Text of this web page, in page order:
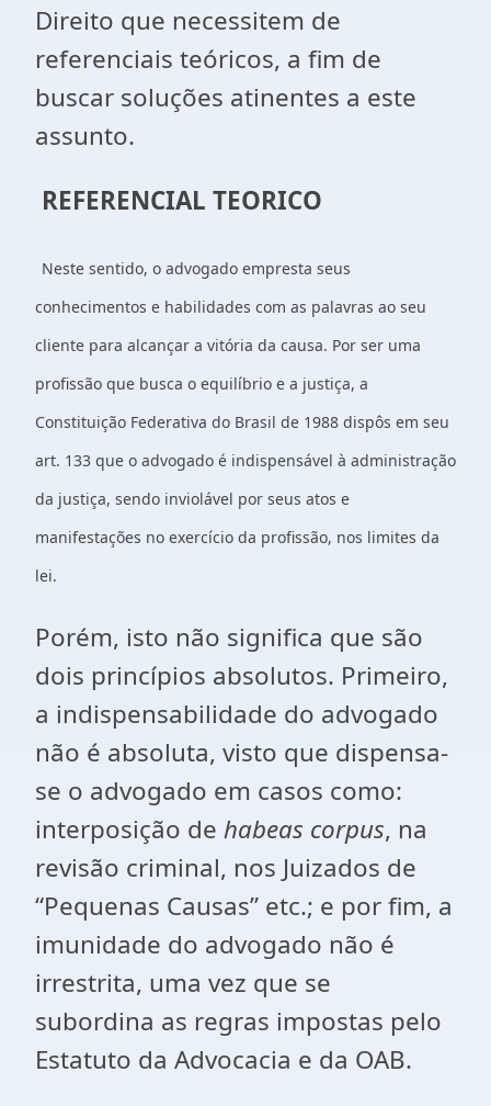
Direito que necessitem de
referenciais teóricos, a fim de
buscar soluções atinentes a este
assunto.
REFERENCIAL TEORICO
Neste sentido, o advogado empresta seus
conhecimentos e habilidades com as palavras ao seu
cliente para alcançar a vitória da causa. Por ser uma
profissão que busca o equilíbrio e a justiça, a
Constituição Federativa do Brasil de 1988 dispôs em seu
art. 133 que o advogado é indispensável à administração
da justiça, sendo inviolável por seus atos e
manifestações no exercício da profissão, nos limites da
lei.
Porém, isto não significa que são
dois princípios absolutos. Primeiro,
a indispensabilidade do advogado
não é absoluta, visto que dispensa-
se o advogado em casos como:
interposição de habeas corpus, na
revisão criminal, nos Juizados de
“Pequenas Causas” etc.; e por fim, a
imunidade do advogado não é
irrestrita, uma vez que se
subordina as regras impostas pelo
Estatuto da Advocacia e da OAB.